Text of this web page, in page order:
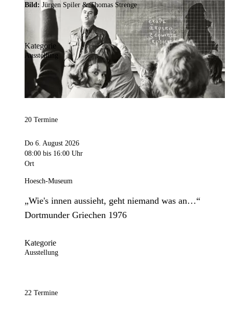
Bild: Jürgen Spiler & Thomas Strenge
Kategorie
Ausstellung
20 Termine
Do 6. August 2026
08:00 bis 16:00 Uhr
Ort
Hoesch-Museum
„Wie's innen aussieht, geht niemand was an…“
Dortmunder Griechen 1976
Kategorie
Ausstellung
22 Termine